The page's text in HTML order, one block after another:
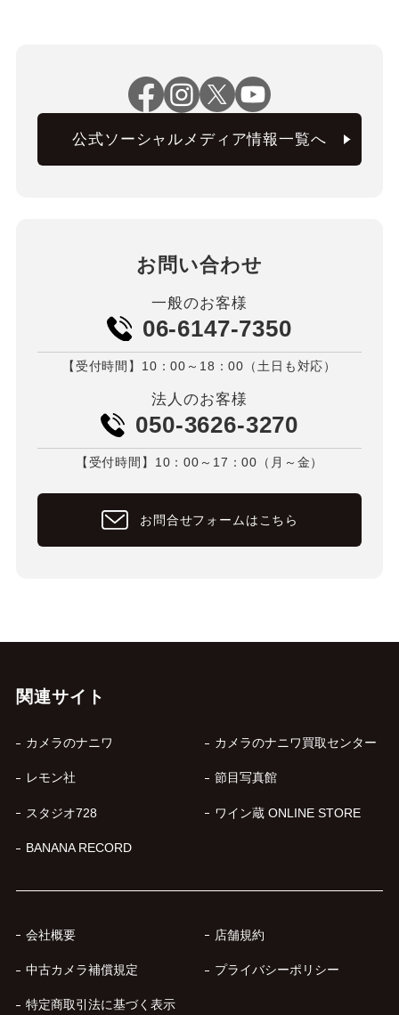
公式ソーシャルメディア情報一覧へ
お問い合わせ
一般のお客様
06-6147-7350
【受付時間】10：00～18：00（土日も対応）
法人のお客様
050-3626-3270
【受付時間】10：00～17：00（月～金）
お問合せフォームはこちら
関連サイト
カメラのナニワ カメラのナニワ買取センター
レモン社 節目写真館
スタジオ728 ワイン蔵 ONLINE STORE
BANANA RECORD
会社概要 店舗規約
中古カメラ補償規定 プライバシーポリシー
特定商取引法に基づく表示